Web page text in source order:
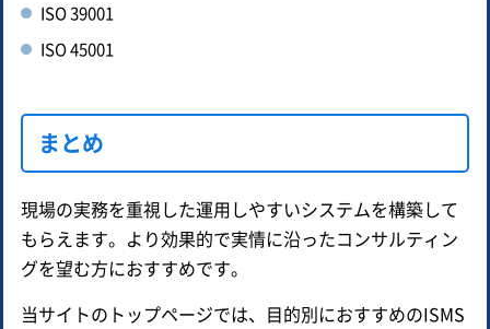
ISO 39001
ISO 45001
まとめ
現場の実務を重視した運用しやすいシステムを構築して
もらえます。より効果的で実情に沿ったコンサルティン
グを望む方におすすめです。
当サイトのトップページでは、目的別におすすめのISMS